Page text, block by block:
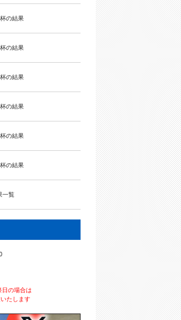
の結果
の結果
の結果
の結果
の結果
の結果
一覧
日の場合は
たします